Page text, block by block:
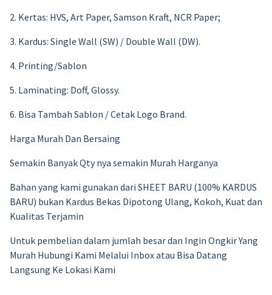
2. Kertas: HVS, Art Paper, Samson Kraft, NCR Paper;
3. Kardus: Single Wall (SW) / Double Wall (DW).
4. Printing/Sablon
5. Laminating: Doff, Glossy.
6. Bisa Tambah Sablon / Cetak Logo Brand.
Harga Murah Dan Bersaing
Semakin Banyak Qty nya semakin Murah Harganya
Bahan yang kami gunakan dari SHEET BARU (100% KARDUS
BARU) bukan Kardus Bekas Dipotong Ulang, Kokoh, Kuat dan
Kualitas Terjamin
Untuk pembelian dalam jumlah besar dan Ingin Ongkir Yang
Murah Hubungi Kami Melalui Inbox atau Bisa Datang
Langsung Ke Lokasi Kami